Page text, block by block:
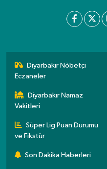
Diyarbakır Nöbetçi
Eczaneler
Diyarbakır Namaz
Vakitleri
Süper Lig Puan Durumu
ve Fikstür
Son Dakika Haberleri